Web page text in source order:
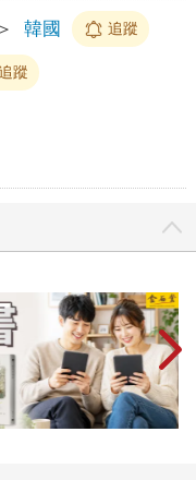
＞ 韓國 追蹤
蹤